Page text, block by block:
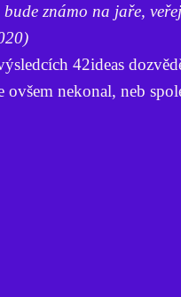
známo na jaře,
42ideas
ovšem nekonal, neb